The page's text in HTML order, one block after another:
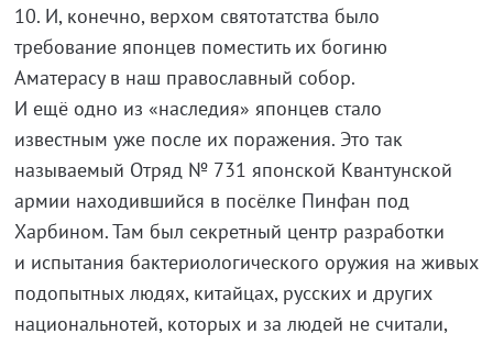
10. И, конечно, верхом святотатства было
требование японцев поместить их богиню
Аматерасу в наш православный собор.
И ещё одно из «наследия» японцев стало
известным уже после их поражения. Это так
называемый Отряд № 731 японской Квантунской
армии находившийся в посёлке Пинфан под
Харбином. Там был секретный центр разработки
и испытания бактериологического оружия на живых
подопытных людях, китайцах, русских и других
национальнотей, которых и за людей не считали,